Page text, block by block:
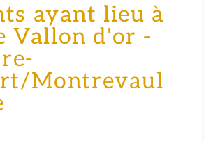
ayant lieu à
Vallon d'or -
Montrevaul